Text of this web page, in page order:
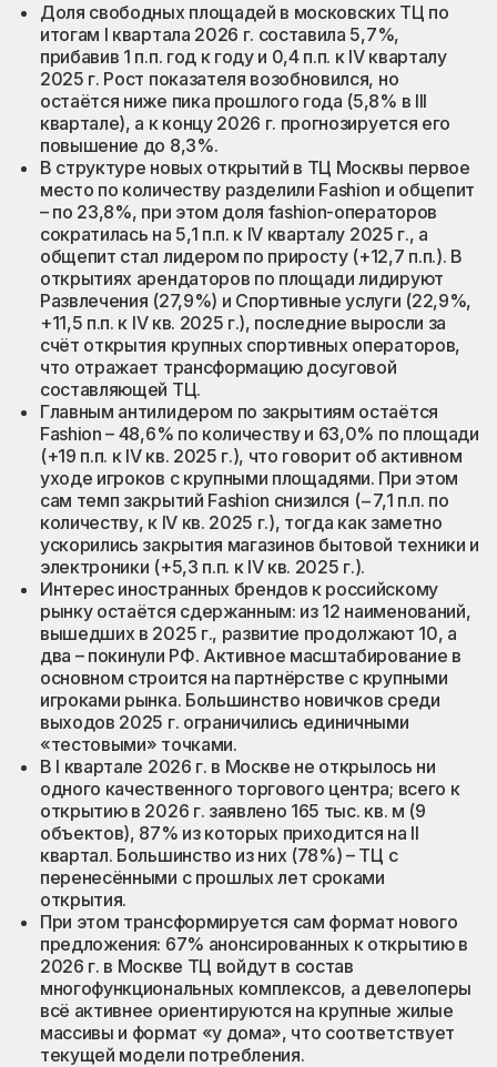
Доля свободных площадей в московских ТЦ по
итогам I квартала 2026 г. составила 5,7%,
прибавив 1 п.п. год к году и 0,4 п.п. к IV кварталу
2025 г. Рост показателя возобновился, но
остаётся ниже пика прошлого года (5,8% в III
квартале), а к концу 2026 г. прогнозируется его
повышение до 8,3%.
В структуре новых открытий в ТЦ Москвы первое
место по количеству разделили Fashion и общепит
– по 23,8%, при этом доля fashion-операторов
сократилась на 5,1 п.п. к IV кварталу 2025 г., а
общепит стал лидером по приросту (+12,7 п.п.). В
открытиях арендаторов по площади лидируют
Развлечения (27,9%) и Спортивные услуги (22,9%,
+11,5 п.п. к IV кв. 2025 г.), последние выросли за
счёт открытия крупных спортивных операторов,
что отражает трансформацию досуговой
составляющей ТЦ.
Главным антилидером по закрытиям остаётся
Fashion – 48,6% по количеству и 63,0% по площади
(+19 п.п. к IV кв. 2025 г.), что говорит об активном
уходе игроков с крупными площадями. При этом
сам темп закрытий Fashion снизился (−7,1 п.п. по
количеству, к IV кв. 2025 г.), тогда как заметно
ускорились закрытия магазинов бытовой техники и
электроники (+5,3 п.п. к IV кв. 2025 г.).
Интерес иностранных брендов к российскому
рынку остаётся сдержанным: из 12 наименований,
вышедших в 2025 г., развитие продолжают 10, а
два – покинули РФ. Активное масштабирование в
основном строится на партнёрстве с крупными
игроками рынка. Большинство новичков среди
выходов 2025 г. ограничились единичными
«тестовыми» точками.
В I квартале 2026 г. в Москве не открылось ни
одного качественного торгового центра; всего к
открытию в 2026 г. заявлено 165 тыс. кв. м (9
объектов), 87% из которых приходится на II
квартал. Большинство из них (78%) – ТЦ с
перенесёнными с прошлых лет сроками
открытия.
При этом трансформируется сам формат нового
предложения: 67% анонсированных к открытию в
2026 г. в Москве ТЦ войдут в состав
многофункциональных комплексов, а девелоперы
всё активнее ориентируются на крупные жилые
массивы и формат «у дома», что соответствует
текущей модели потребления.